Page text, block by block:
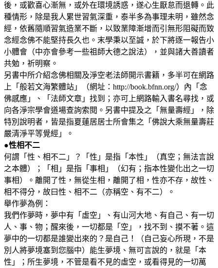
後，或歡喜心漸無，或外在環境誘惑，遂心生厭怠而退轉。此
種情形，除是我人累世習氣深重，泰半多為事理未明，雖然念
經，依舊隨順習氣造業不斷，以致業障漸增而引無形阻礙而致
念經念佛不能堅持長久也。末學秉以至誠，於下將逐一報告小
小體會（中亦會參考一些祖師大德之說法），並與諸大善讀者
共勉，祈明察。
另書中所介紹念佛相關及淨空老法師開示書籍，多半可在網路
上「般若文海繁體站」（網址：http://book.bfnn.org/）內「念
佛感應」、「法師文章」找到；亦可上網路輸入書名尋找，或
向各淨宗學會道場查詢索閱。另書中提及之「無量壽經」，除
特別說明者，皆是指夏蓮居居士所會集之「佛說大乘無量壽莊
嚴清淨平等覺經」。
●性相不二
何謂「性、相不二」？「性」是指「本性」（真空；無法言說
之本體）；「相」是指「事相」（幻有；指本性變化出之一切
事相）。離開了性，無從生相，離開了相，性亦不存，故性、
相不得分，故曰性、相不二（亦稱空、有不二）。
舉作夢為例：
我們作夢時，夢中有「虛空」、有山河大地、有自己、有一切
人、事、物；醒來後，一切都是「空」，找不到、摸不著。這
夢中的一切都是誰變出來的？是自己！（自己妄心所現，不是
別人將夢境塞到您腦中）能生夢境、無可言說的，就是「本
性」；所生夢境，不管是看不見的虛空，或看得見的一切萬